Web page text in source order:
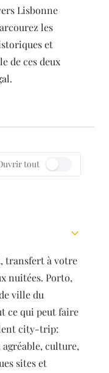
Lisbonne
les
et
de ces deux
tout
transfert à votre
nuitées. Porto,
ville du
ce qui peut faire
city-trip:
culture,
sites et